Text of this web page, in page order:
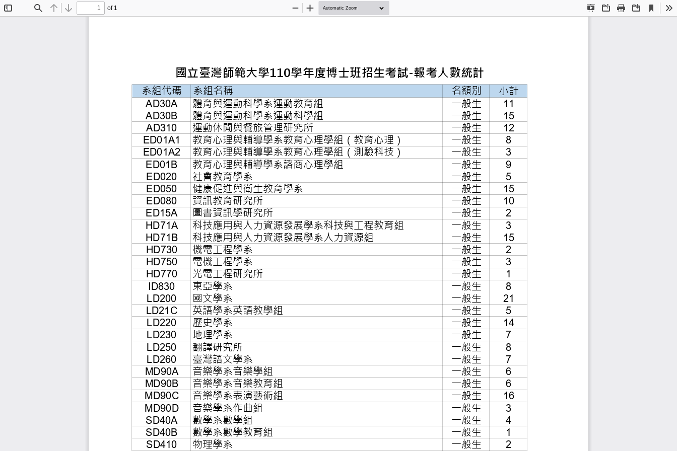
Find Previous
Next
of 1
Presentation
OpenPrint Download
Current
View
Zoom
Zoom
系組代碼系組名稱 名額別小計
AD30A體育與運動科學系運動教育組一般生
11
AD30B體育與運動科學系運動科學組一般生
15
AD310運動休閒與餐旅管理研究所 一般生
12
ED01A1教育心理與輔導學系教育心理學組（教育心理）
一般生
8
ED01A2教育心理與輔導學系教育心理學組（測驗科技）
一般生
3
ED01B教育心理與輔導學系諮商心理學組
一般生
9
ED020社會教育學系 一般生
5
ED050健康促進與衛生教育學系 一般生
15
ED080資訊教育研究所 一般生
10
ED15A圖書資訊學研究所 一般生
2
HD71A科技應用與人力資源發展學系科技與工程教育組
一般生
3
HD71B科技應用與人力資源發展學系人力資源組
一般生
15
HD730機電工程學系 一般生
2
HD750電機工程學系 一般生
3
HD770光電工程研究所 一般生
1
ID830
東亞學系 一般生
8
LD200 國文學系 一般生
21
LD21C英語學系英語教學組 一般生
5
LD220歷史學系 一般生
14
LD230地理學系 一般生
7
LD250翻譯研究所 一般生
8
LD260臺灣語文學系 一般生
7
MD90A音樂學系音樂學組 一般生
6
MD90B音樂學系音樂教育組 一般生
6
MD90C音樂學系表演藝術組 一般生
16
MD90D音樂學系作曲組 一般生
3
SD40A數學系數學組 一般生
4
SD40B數學系數學教育組 一般生
1
SD410物理學系 一般生
2
國立臺灣師範大學110學年度博士班招生考試-報考人數統計